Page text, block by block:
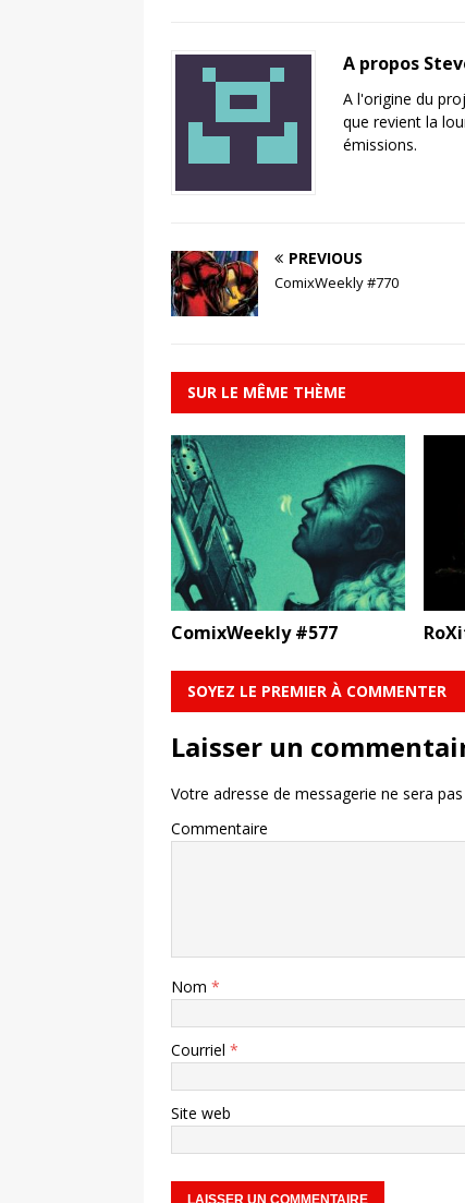
A propos
A l'origine du
que revient la
émissions.
PREVIOUS
ComixWeekly #770
SUR LE MÊME THÈME
ComixWeekly #577
SOYEZ LE PREMIER À COMMENTER
Laisser un
Votre adresse de messagerie ne sera
Commentaire
Nom *
Courriel *
Site web